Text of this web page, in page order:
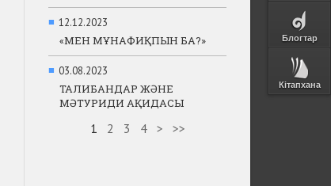
Блогтар
Кітапхана
■ 12.12.2023
«МЕН МҰНАФИҚПЫН БА?»
■ 03.08.2023
ТАЛИБАНДАР ЖӘНЕ
МӘТУРИДИ АҚИДАСЫ
1 2 3 4 > >>